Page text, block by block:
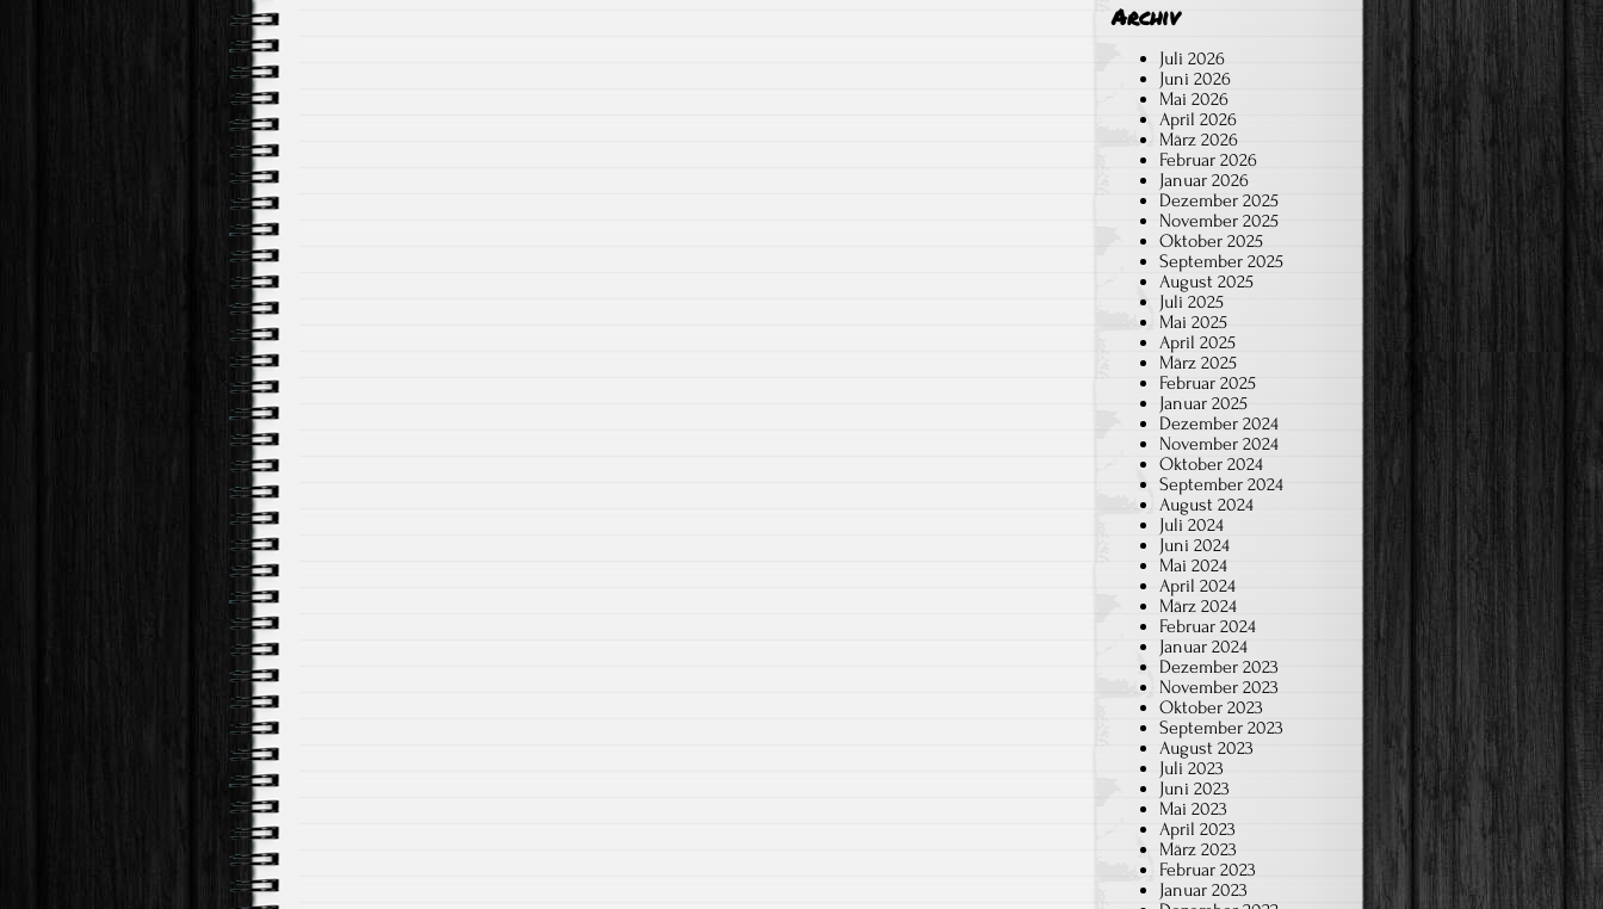
Archiv
Juli 2026
Juni 2026
Mai 2026
April 2026
März 2026
Februar 2026
Januar 2026
Dezember 2025
November 2025
Oktober 2025
September 2025
August 2025
Juli 2025
Mai 2025
April 2025
März 2025
Februar 2025
Januar 2025
Dezember 2024
November 2024
Oktober 2024
September 2024
August 2024
Juli 2024
Juni 2024
Mai 2024
April 2024
März 2024
Februar 2024
Januar 2024
Dezember 2023
November 2023
Oktober 2023
September 2023
August 2023
Juli 2023
Juni 2023
Mai 2023
April 2023
März 2023
Februar 2023
Januar 2023